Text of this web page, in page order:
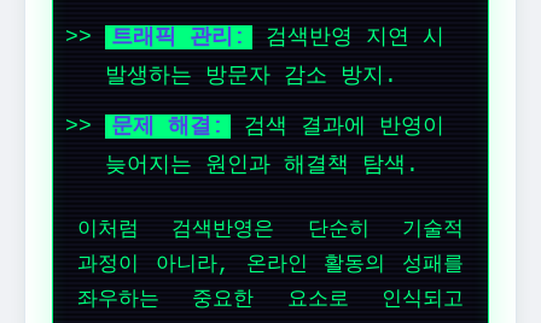
트래픽 관리:
검색반영 지연 시
발생하는 방문자 감소 방지.
문제 해결:
검색 결과에 반영이
늦어지는 원인과 해결책 탐색.
이처럼 검색반영은 단순히 기술적
과정이 아니라, 온라인 활동의 성패를
좌우하는 중요한 요소로 인식되고